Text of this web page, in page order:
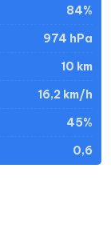
84%
974 hPa
10 km
16,2 km/h
45%
0,6